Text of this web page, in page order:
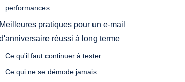
performances
Meilleures pratiques pour un e-mail
réussi à long terme
Ce qu'il faut continuer à tester
Ce qui ne se démode jamais